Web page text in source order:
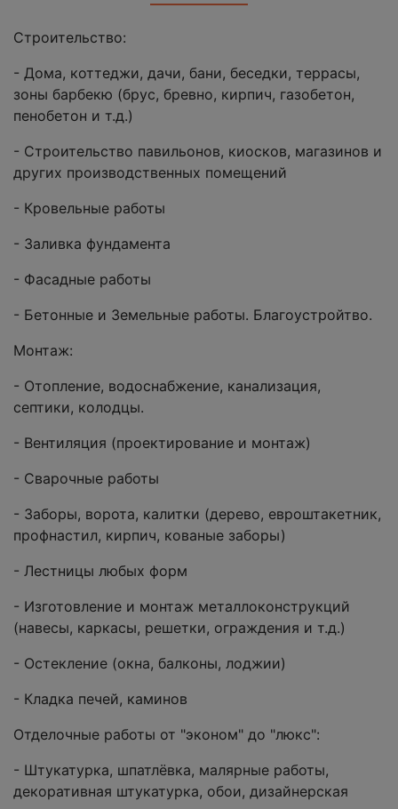
Строительство:
- Дома, коттеджи, дачи, бани, беседки, террасы,
зоны барбекю (брус, бревно, кирпич, газобетон,
пенобетон и т.д.)
- Строительство павильонов, киосков, магазинов и
других производственных помещений
- Кровельные работы
- Заливка фундамента
- Фасадные работы
- Бетонные и Земельные работы. Благоустройтво.
Монтаж:
- Отопление, водоснабжение, канализация,
септики, колодцы.
- Вентиляция (проектирование и монтаж)
- Сварочные работы
- Заборы, ворота, калитки (дерево, евроштакетник,
профнастил, кирпич, кованые заборы)
- Лестницы любых форм
- Изготовление и монтаж металлоконструкций
(навесы, каркасы, решетки, ограждения и т.д.)
- Остекление (окна, балконы, лоджии)
- Кладка печей, каминов
Отделочные работы от "эконом" до "люкс":
- Штукатурка, шпатлёвка, малярные работы,
декоративная штукатурка, обои, дизайнерская